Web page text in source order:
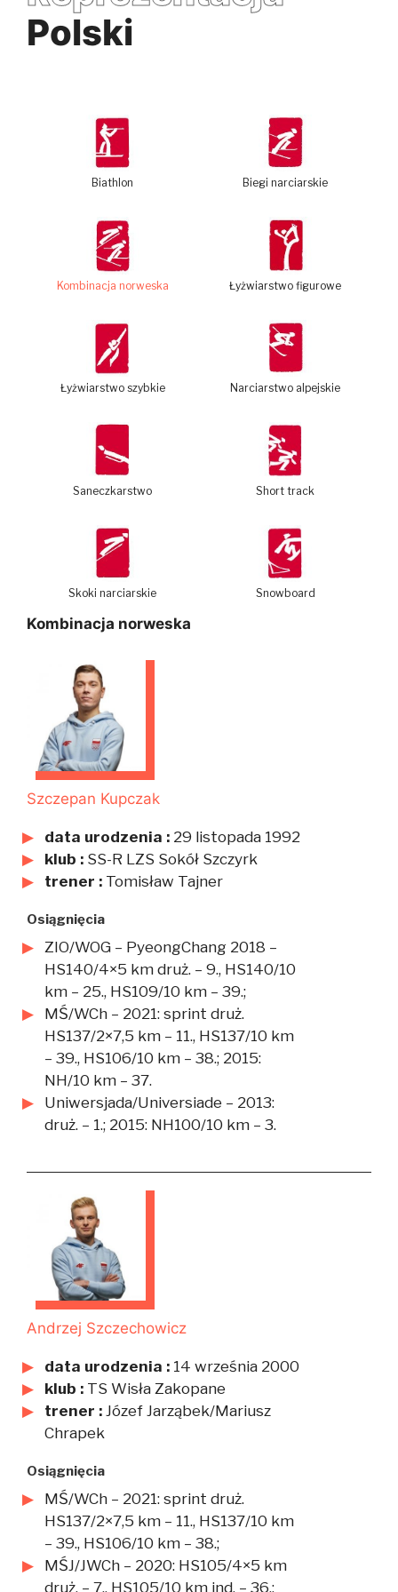
Polski
Biathlon Biegi narciarskie
Kombinacja norweska Łyżwiarstwo figurowe
Łyżwiarstwo szybkie Narciarstwo alpejskie
Saneczkarstwo Short track
Skoki narciarskie Snowboard
Kombinacja norweska
Szczepan Kupczak
data urodzenia : 29 listopada 1992
klub : SS-R LZS Sokół Szczyrk
trener : Tomisław Tajner
Osiągnięcia
ZIO/WOG – PyeongChang 2018 –
HS140/4×5 km druż. – 9., HS140/10
km – 25., HS109/10 km – 39.;
MŚ/WCh – 2021: sprint druż.
HS137/2×7,5 km – 11., HS137/10 km
– 39., HS106/10 km – 38.; 2015:
NH/10 km – 37.
Uniwersjada/Universiade – 2013:
druż. – 1.; 2015: NH100/10 km – 3.
Andrzej Szczechowicz
data urodzenia : 14 września 2000
klub : TS Wisła Zakopane
trener : Józef Jarząbek/Mariusz
Chrapek
Osiągnięcia
MŚ/WCh – 2021: sprint druż.
HS137/2×7,5 km – 11., HS137/10 km
– 39., HS106/10 km – 38.;
MŚJ/JWCh – 2020: HS105/4×5 km
druż. – 7., HS105/10 km ind. – 36.;